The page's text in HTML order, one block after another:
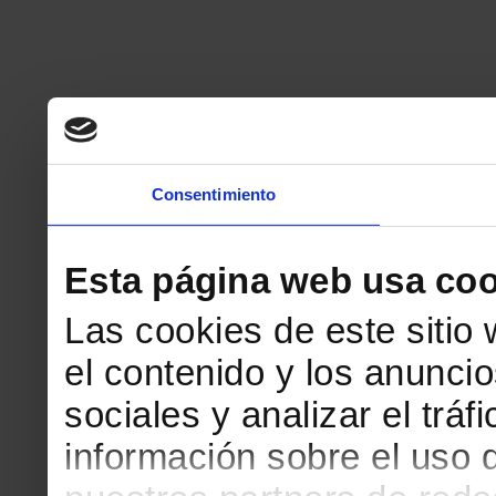
Consentimiento
Esta página web usa
Las cookies de este sitio
el contenido y los
sociales y analizar el
información sobre el uso